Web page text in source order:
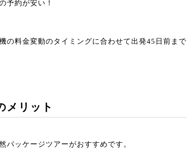
予約が安い！
の料金変動のタイミングに合わせて出発45日前ま
メリット
パッケージツアーがおすすめです。